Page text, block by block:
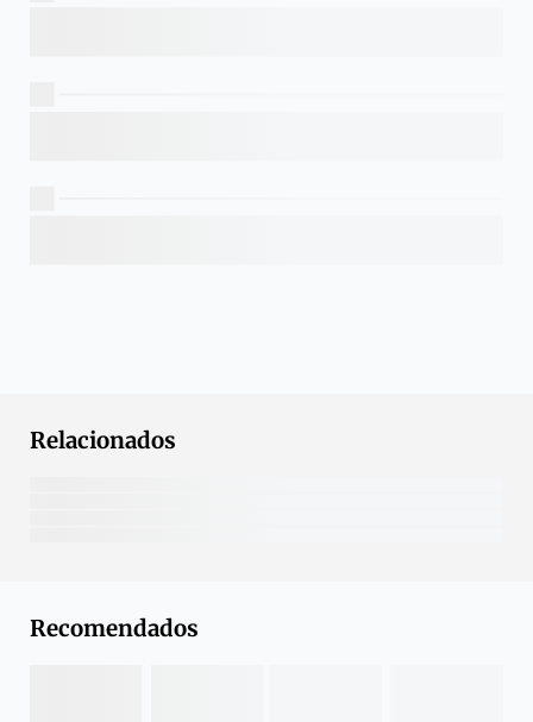
Relacionados
Recomendados